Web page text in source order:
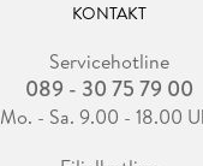
KONTAKT
Servicehotline
089 - 30 75 79 00
Mo. - Sa. 9.00 - 18.00